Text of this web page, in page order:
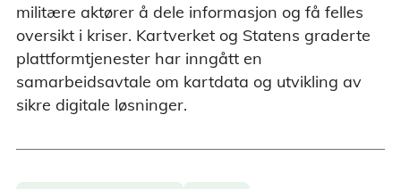
militære aktører å dele informasjon og få felles
oversikt i kriser. Kartverket og Statens graderte
plattformtjenester har inngått en
samarbeidsavtale om kartdata og utvikling av
sikre digitale løsninger.